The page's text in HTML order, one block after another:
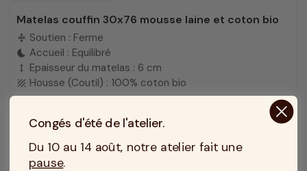
Matelas couffin 30x76 mousse laine et coton bio
compress Soutien : Ferme
bedtime Accueil : Equilibré
height Epaisseur du matelas : 6 cm
texture Housse (Coutil) : 100% coton bio
66 €
Congés d'été de l'atelier.
Du 10 au 14 août, notre atelier fait une
pause.